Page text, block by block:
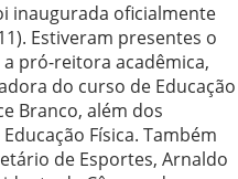
inaugurada oficialmente
Estiveram presentes o
pró-reitora acadêmica,
do curso de Educação
Branco, além dos
Física. Também
de Esportes, Arnaldo